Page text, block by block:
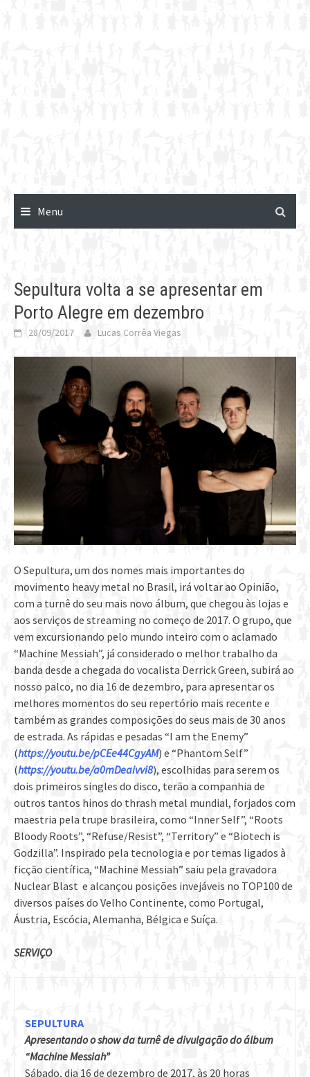
Menu
Sepultura volta a se apresentar em
Porto Alegre em dezembro
28/09/2017 Lucas Corrêa Viegas
O Sepultura, um dos nomes mais importantes do
movimento heavy metal no Brasil, irá voltar ao Opinião,
com a turnê do seu mais novo álbum, que chegou às lojas e
aos serviços de streaming no começo de 2017. O grupo, que
vem excursionando pelo mundo inteiro com o aclamado
“Machine Messiah”, já considerado o melhor trabalho da
banda desde a chegada do vocalista Derrick Green, subirá ao
nosso palco, no dia 16 de dezembro, para apresentar os
melhores momentos do seu repertório mais recente e
também as grandes composições do seus mais de 30 anos
de estrada. As rápidas e pesadas “I am the Enemy”
(https://youtu.be/pCEe44CgyAM) e “Phantom Self”
(https://youtu.be/a0mDeaivvi8), escolhidas para serem os
dois primeiros singles do disco, terão a companhia de
outros tantos hinos do thrash metal mundial, forjados com
maestria pela trupe brasileira, como “Inner Self”, “Roots
Bloody Roots”, “Refuse/Resist”, “Territory” e “Biotech is
Godzilla”. Inspirado pela tecnologia e por temas ligados à
ficção científica, “Machine Messiah” saiu pela gravadora
Nuclear Blast e alcançou posições invejáveis no TOP100 de
diversos países do Velho Continente, como Portugal,
Áustria, Escócia, Alemanha, Bélgica e Suíça.
SERVIÇO
SEPULTURA
Apresentando o show da turnê de divulgação do álbum
“Machine Messiah”
Sábado, dia 16 de dezembro de 2017, às 20 horas